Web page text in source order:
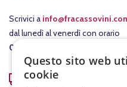
Scrivici a
dal lunedì al venerdì con orario
08:00-12:30
COSTI DI
Questo sito web
cookie